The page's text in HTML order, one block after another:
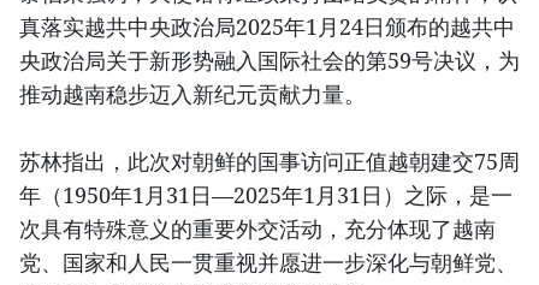
真落实越共中央政治局2025年1月24日颁布的越共中
央政治局关于新形势融入国际社会的第59号决议，为
推动越南稳步迈入新纪元贡献力量。
苏林指出，此次对朝鲜的国事访问正值越朝建交75周
年（1950年1月31日—2025年1月31日）之际，是一
次具有特殊意义的重要外交活动，充分体现了越南
党、国家和人民一贯重视并愿进一步深化与朝鲜党、